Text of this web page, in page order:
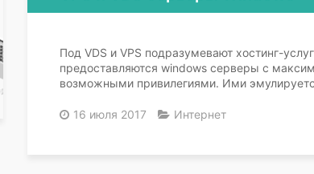
Под VDS и VPS подразумевают хостинг-
предоставляются windows серверы с
возможными привилегиями. Ими
16 июля 2017 Интернет